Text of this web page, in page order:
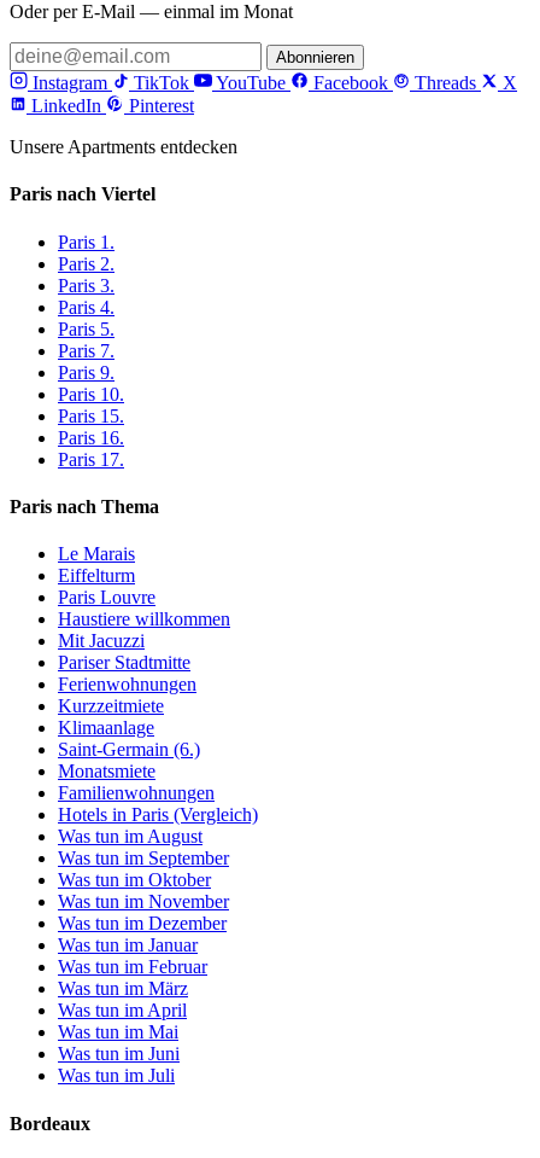
Oder per E-Mail — einmal im Monat
Abonnieren
Instagram TikTok YouTube Facebook Threads
X
LinkedIn
Pinterest
Unsere Apartments entdecken
Paris nach Viertel
Paris 1.
Paris 2.
Paris 3.
Paris 4.
Paris 5.
Paris 7.
Paris 9.
Paris 10.
Paris 15.
Paris 16.
Paris 17.
Paris nach Thema
Le Marais
Eiffelturm
Paris Louvre
Haustiere willkommen
Mit Jacuzzi
Pariser Stadtmitte
Ferienwohnungen
Kurzzeitmiete
Klimaanlage
Saint-Germain (6.)
Monatsmiete
Familienwohnungen
Hotels in Paris (Vergleich)
Was tun im August
Was tun im September
Was tun im Oktober
Was tun im November
Was tun im Dezember
Was tun im Januar
Was tun im Februar
Was tun im März
Was tun im April
Was tun im Mai
Was tun im Juni
Was tun im Juli
Bordeaux